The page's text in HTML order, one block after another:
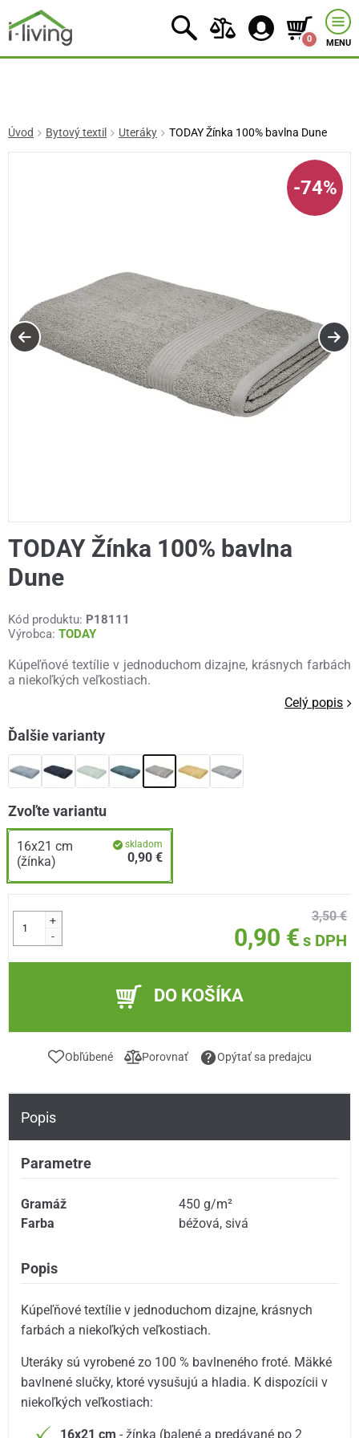
0 MENU
Úvod Bytový textil Uteráky TODAY Žínka 100% bavlna Dune
-74%
TODAY Žínka 100% bavlna
Dune
Kód produktu: P18111
Výrobca: TODAY
Kúpeľňové textílie v jednoduchom dizajne, krásnych farbách
a niekoľkých veľkostiach.
Celý popis
Ďalšie varianty
Zvoľte variantu
16x21 cm
(žínka)
skladom
0,90 €
+
-
3,50 €
0,90 € s DPH
DO KOŠÍKA
Obľúbené Porovnať Opýtať sa predajcu
Popis
Parametre
Gramáž
450 g/m²
Farba
béžová,sivá
Popis
Kúpeľňové textílie v jednoduchom dizajne, krásnych
farbách a niekoľkých veľkostiach.
Uteráky sú vyrobené zo 100 % bavlneného froté. Mäkké
bavlnené slučky, ktoré vysušujú a hladia. K dispozícii v
niekoľkých veľkostiach:
16x21 cm - žínka (balené a predávané po 2